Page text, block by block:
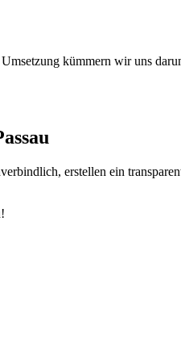
kümmern wir uns
erstellen ein